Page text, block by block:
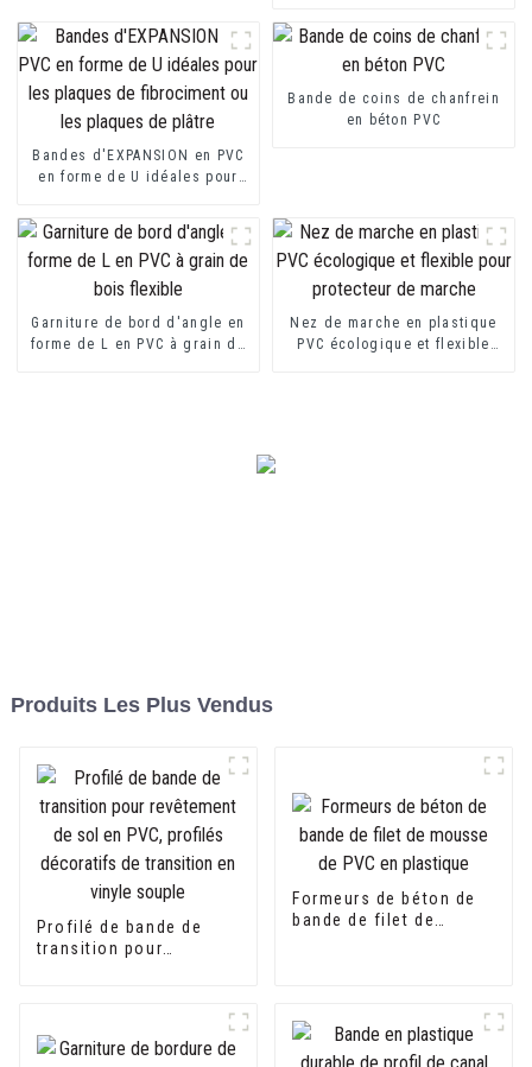
Bandes d'EXPANSION en PVC
en forme de U idéales pour
Bande de coins de chanfrein
en béton PVC
Garniture de bord d'angle en
forme de L en PVC à grain de
Nez de marche en plastique
PVC écologique et flexible
Produits Les Plus Vendus
Profilé de bande de
transition pour
décoratifs de transition
en vinyle souple
Formeurs de béton de
bande de filet de